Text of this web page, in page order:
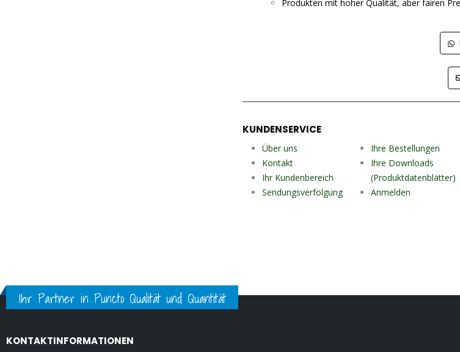
Produkten mit hoher Qualität, aber fairen
KUNDENSERVICE
Über uns
Kontakt
Ihr Kundenbereich
Sendungsverfolgung
Ihre Bestellungen
Ihre Downloads
(Produktdatenblätter)
Anmelden
Ihr Partner in Puncto Qualität und Quantität
KONTAKTINFORMATIONEN